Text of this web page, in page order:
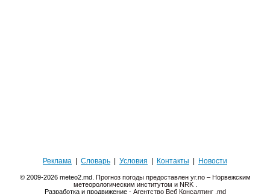
Реклама Словарь Условия Контакты Новости
© 2009-2026 meteo2.md. Прогноз погоды предоставлен yr.no – Норвежским
метеорологическим институтом и NRK
Разработка и продвижение - Агентство Веб Консалтинг .md